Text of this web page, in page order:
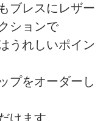
ブレスにレザー
ションで
うれしいポイン
プをオーダーし
けます。